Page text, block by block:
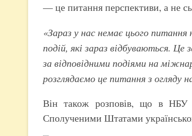
— це питання перспективи, а не
«Зараз у нас немає цього
подій, які зараз відбуваються.
за відповідними подіями на
розглядаємо це питання з огляду
Він також розповів, що в НБУ
Сполученими Штатами